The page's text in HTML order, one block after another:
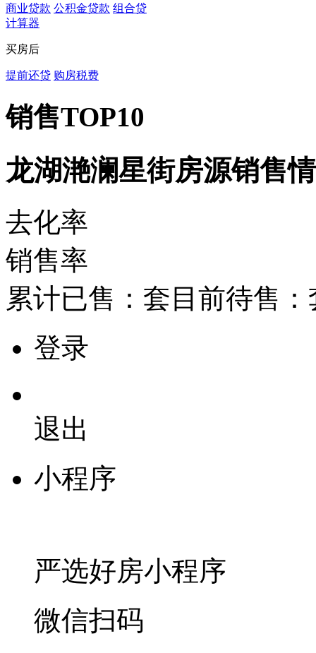
商业贷款 公积金贷款 组合贷
计算器
买房后
提前还贷 购房税费
销售TOP10
龙湖滟澜星街房源销售
去化率
销售率
累计已售： 套 目前待售：
登录
退出
小程序
严选好房小程序
微信扫码